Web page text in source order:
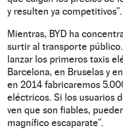
y resulten ya competitivos”.
Mientras, BYD ha
surtir al transporte
lanzar los primeros taxis
Barcelona, en Bruselas y
en 2014 fabricaremos
eléctricos. Si los usuarios
ven que son fiables,
magnífico escaparate”.